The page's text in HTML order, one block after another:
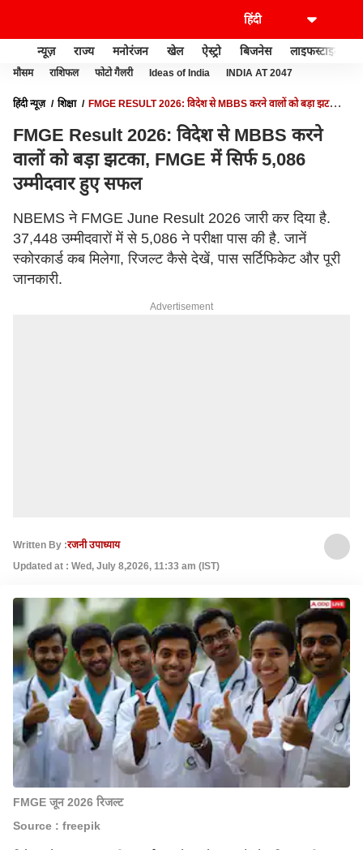
न्यूज़ राज्य मनोरंजन खेल ऐस्ट्रो बिजनेस लाइफस्टाइल
मौसम राशिफल फोटो गैलरी Ideas of India INDIA AT 2047
हिंदी न्यूज़ शिक्षा
FMGE RESULT 2026: विदेश से MBBS करने वालों को बड़ा झटका,
FMGE Result 2026: विदेश से MBBS करने
वालों को बड़ा झटका, FMGE में सिर्फ 5,086
उम्मीदवार हुए सफल
NBEMS ने FMGE June Result 2026 जारी कर दिया है.
37,448 उम्मीदवारों में से 5,086 ने परीक्षा पास की है. जानें
स्कोरकार्ड कब मिलेगा, रिजल्ट कैसे देखें, पास सर्टिफिकेट और पूरी
जानकारी.
Advertisement
Written By :रजनी उपाध्याय
Updated at : Wed, July 8,2026, 11:33 am (IST)
FMGE जून 2026 रिजल्ट
Source : freepik